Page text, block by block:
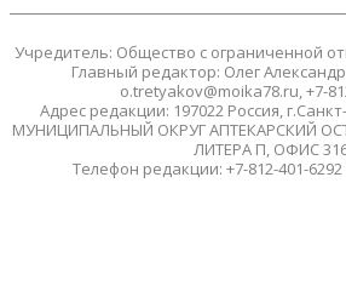
Учредитель: Общество с ограниченной
Главный редактор: Олег
o.tretyakov@moika78.ru, +7-
Адрес редакции: 197022 Россия,
МУНИЦИПАЛЬНЫЙ ОКРУГ АПТЕКАРСКИЙ
ЛИТЕРА П, ОФИС
Телефон редакции: +7-812-401-